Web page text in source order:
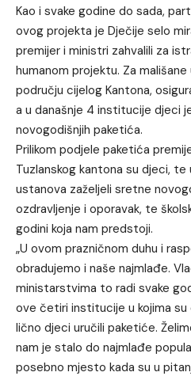
Kao i svake godine do sada,
ovog projekta je Dječije selo
premijer i ministri zahvalili za
humanom projektu. Za
području cijelog Kantona,
a u današnje 4 institucije djeci
novogodišnjih paketića.
Prilikom podjele paketića
Tuzlanskog kantona su djeci, te
ustanova zaželjeli sretne
ozdravljenje i oporavak, te
godini koja nam predstoji.
„U ovom prazničnom duhu i
obradujemo i naše najmlađe.
ministarstvima to radi svake
ove četiri institucije u kojima su
lično djeci uručili paketiće.
nam je stalo do najmlađe
posebno mjesto kada su u